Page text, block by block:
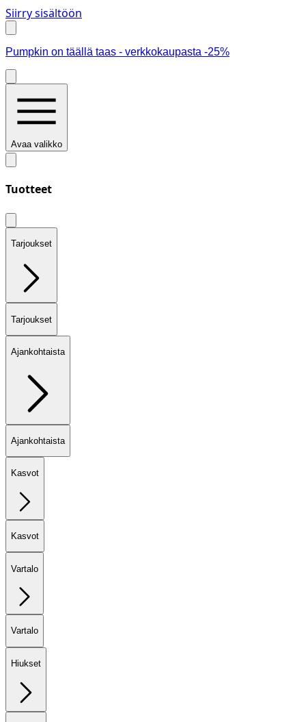
Siirry sisältöön
Pumpkin on täällä taas - verkkokaupasta -25%
Avaa valikko
Tuotteet
Tarjoukset
Tarjoukset
Ajankohtaista
Ajankohtaista
Kasvot
Kasvot
Vartalo
Vartalo
Hiukset